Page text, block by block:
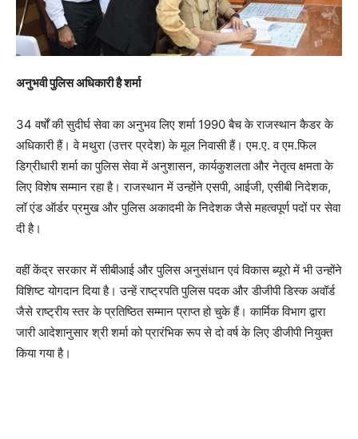
अनुभवी पुलिस अधिकारी है शर्मा
34 वर्षों की सुदीर्घ सेवा का अनुभव लिए शर्मा 1990 बैच के राजस्थान कैडर के
अधिकारी हैं। वे मथुरा (उत्तर प्रदेश) के मूल निवासी हैं। एम.ए. व एम.फिल
डिग्रीधारी शर्मा का पुलिस सेवा में अनुशासन, कार्यकुशलता और नेतृत्व क्षमता के
लिए विशेष सम्मान रहा है। राजस्थान में उन्होंने एसपी, आईजी, एसीबी निदेशक,
लॉ एंड ऑर्डर प्रमुख और पुलिस अकादमी के निदेशक जैसे महत्वपूर्ण पदों पर सेवा
दी है।
वहीं केंद्र सरकार में सीबीआई और पुलिस अनुसंधान एवं विकास ब्यूरो में भी उन्होंने
विशिष्ट योगदान दिया है। उन्हें राष्ट्रपति पुलिस पदक और डीजीपी डिस्क अवॉर्ड
जैसे राष्ट्रीय स्तर के प्रतिष्ठित सम्मान प्राप्त हो चुके हैं। कार्मिक विभाग द्वारा
जारी आदेशानुसार श्री शर्मा को प्रारंभिक रूप से दो वर्ष के लिए डीजीपी नियुक्त
किया गया है।